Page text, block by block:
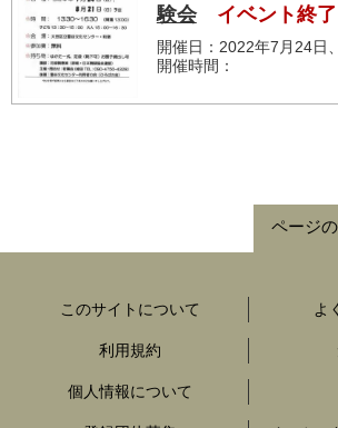
験会
イベント終了
開催日：2022年7月24日
開催時間：
ページ
このサイトについて よ
利用規約
個人情報について